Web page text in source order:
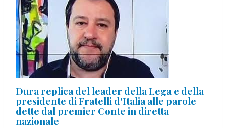
Dura replica del leader della Lega e della
presidente di Fratelli d'Italia alle parole
dette dal premier Conte in diretta
nazionale